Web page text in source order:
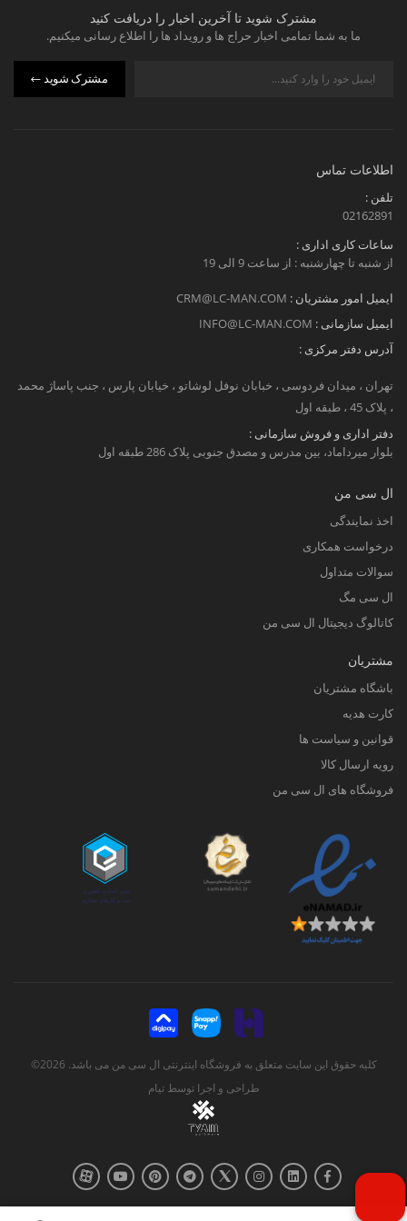
مشترک شوید تا آخرین اخبار را دریافت کنید
ما به شما تمامی اخبار حراج ها و رویداد ها را اطلاع رسانی میکنیم.
مشترک شوید
اطلاعات تماس
تلفن :
02162891
ساعات کاری اداری :
از شنبه تا چهارشنبه : از ساعت 9 الی 19
ایمیل امور مشتریان : CRM@LC-MAN.COM
ایمیل سازمانی : INFO@LC-MAN.COM
آدرس دفتر مرکزی :
تهران ، میدان فردوسی ، خبابان نوفل لوشاتو ، خیابان پارس ، جنب پاساژ محمد
، پلاک 45 ، طبقه اول
دفتر اداری و فروش سازمانی :
بلوار میرداماد، بین مدرس و مصدق جنوبی پلاک 286 طبقه اول
ال سی من
اخذ نمایندگی
درخواست همکاری
سوالات متداول
ال سی مگ
کاتالوگ دیجیتال ال سی من
مشتریان
باشگاه مشتریان
کارت هدیه
قوانین و سیاست ها
رویه ارسال کالا
فروشگاه های ال سی من
کلیه حقوق این سایت متعلق به فروشگاه اینترنتی ال سی من می باشد. 2026©
طراحی و اجرا توسطتیام